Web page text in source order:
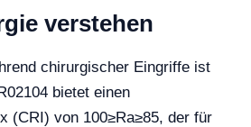
verstehen
chirurgischer Eingriffe ist
bietet einen
(CRI) von 100≥Ra≥85, der für